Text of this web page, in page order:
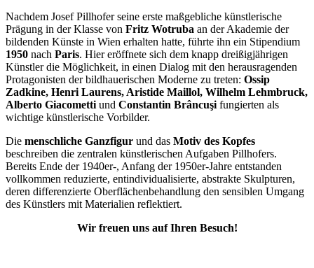
Nachdem Josef Pillhofer seine erste maßgebliche künstlerische
Prägung in der Klasse von Fritz Wotruba an der Akademie der
bildenden Künste in Wien erhalten hatte, führte ihn ein Stipendium
1950 nach Paris. Hier eröffnete sich dem knapp dreißigjährigen
Künstler die Möglichkeit, in einen Dialog mit den herausragenden
Protagonisten der bildhauerischen Moderne zu treten: Ossip
Zadkine, Henri Laurens, Aristide Maillol, Wilhelm Lehmbruck,
Alberto Giacometti und Constantin Brâncuşi fungierten als
wichtige künstlerische Vorbilder.
Die menschliche Ganzfigur und das Motiv des Kopfes
beschreiben die zentralen künstlerischen Aufgaben Pillhofers.
Bereits Ende der 1940er-, Anfang der 1950er-Jahre entstanden
vollkommen reduzierte, entindividualisierte, abstrakte Skulpturen,
deren differenzierte Oberflächenbehandlung den sensiblen Umgang
des Künstlers mit Materialien reflektiert.
Wir freuen uns auf Ihren Besuch!